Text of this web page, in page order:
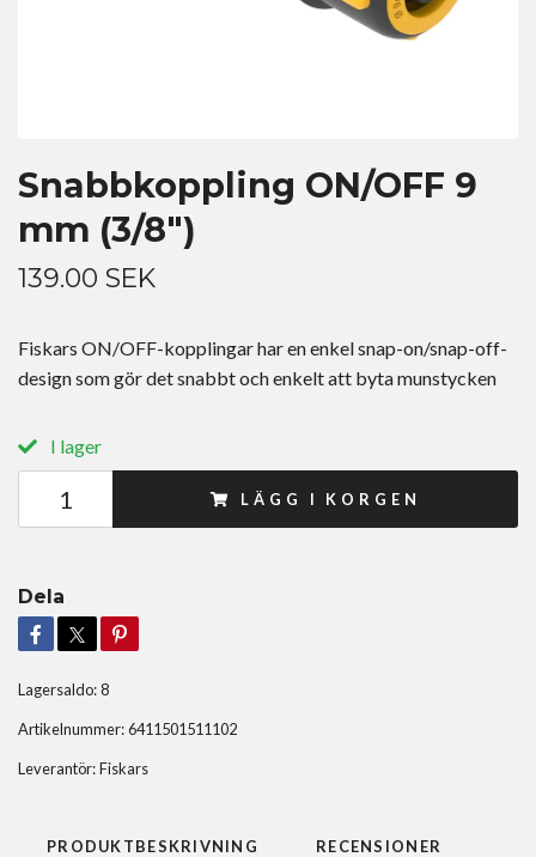
Snabbkoppling ON/OFF 9
mm (3/8")
139.00 SEK
Fiskars ON/OFF-kopplingar har en enkel snap-on/snap-off-
design som gör det snabbt och enkelt att byta munstycken
I lager
LÄGG I KORGEN
Dela
Lagersaldo:8
Artikelnummer:6411501511102
Leverantör:Fiskars
PRODUKTBESKRIVNING RECENSIONER